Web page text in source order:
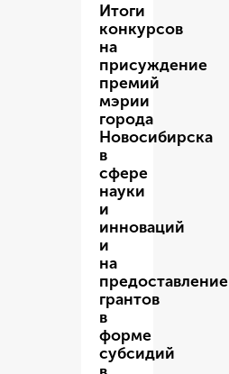
Итоги
конкурсов
на
присуждение
премий
мэрии
города
Новосибирска
в
сфере
науки
и
инноваций
и
на
предоставление
грантов
в
форме
субсидий